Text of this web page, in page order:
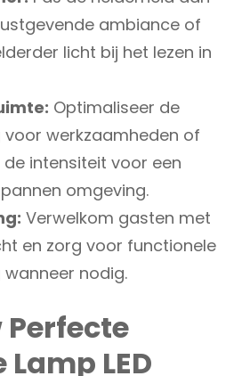
ambiance of
licht bij het lezen in
Optimaliseer de
voor werkzaamheden of
intensiteit voor een
omgeving.
Verwelkom gasten met
en zorg voor functionele
nodig.
Perfecte
LED